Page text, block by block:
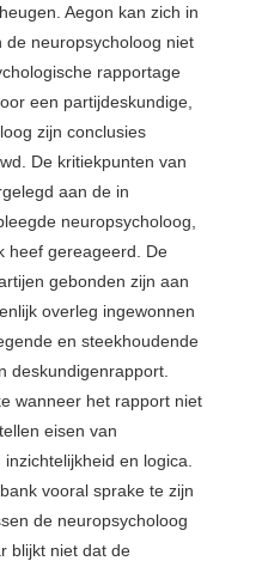
Aegon kan zich in
de neuropsycholoog niet
rapportage
een partijdeskundige,
zijn conclusies
De kritiekpunten van
aan de in
neuropsycholoog,
heef gereageerd. De
gebonden zijn aan
overleg ingewonnen
en steekhoudende
deskundigenrapport.
wanneer het rapport niet
eisen van
en logica.
vooral sprake te zijn
de neuropsycholoog
blijkt niet dat de